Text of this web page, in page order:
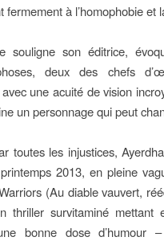
fermement à l’homophobie et
souligne son éditrice,
deux des chefs
avec une acuité de vision
un personnage qui peut
toutes les injustices,
2013, en pleine
(Au diable vauvert,
thriller survitaminé mettant
bonne dose d’humour